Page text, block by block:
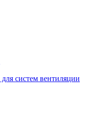
систем вентиляции